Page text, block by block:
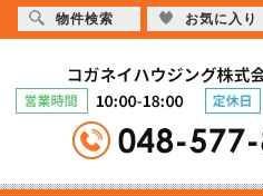
物件検索 お気に入り